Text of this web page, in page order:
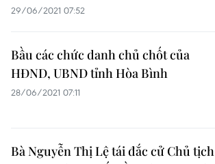
29/06/2021 07:52
Bầu các chức danh chủ chốt của
HĐND, UBND tỉnh Hòa Bình
28/06/2021 07:11
Bà Nguyễn Thị Lệ tái đắc cử Chủ tịch